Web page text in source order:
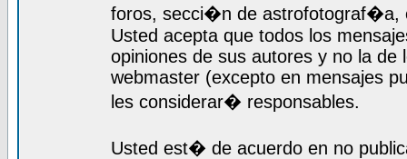
foros, secci�n de astrofotograf�a,
Usted acepta que todos los
opiniones de sus autores y no la
webmaster (excepto en mensajes
les considerar� responsables.
Usted est� de acuerdo en no